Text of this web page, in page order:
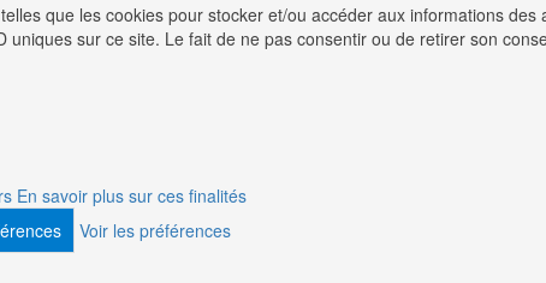
que les cookies pour stocker et/ou accéder aux informations
sur ce site. Le fait de ne pas consentir ou de retirer son
En savoir plus sur ces finalités
Voir les préférences